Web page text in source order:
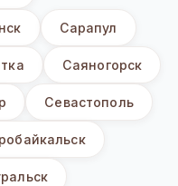
Сарапул
Саяногорск
Севастополь